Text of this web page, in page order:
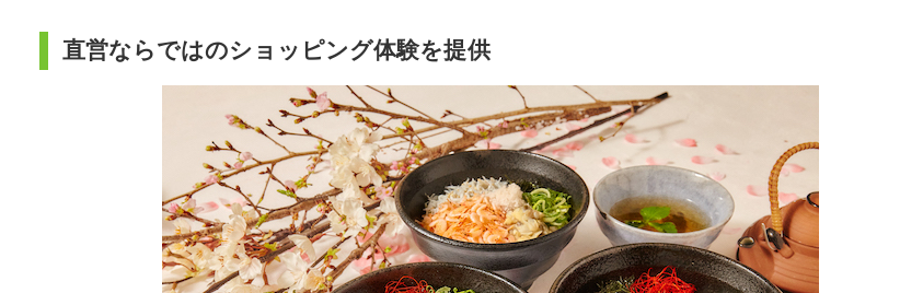
直営ならではのショッピング体験を提供